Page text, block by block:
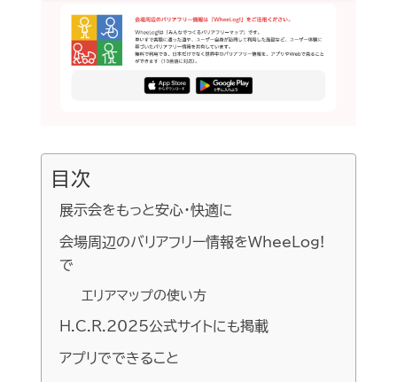
目次
展示会をもっと安心・快適に
会場周辺のバリアフリー情報をWheeLog!
で
エリアマップの使い方
H.C.R.2025公式サイトにも掲載
アプリでできること